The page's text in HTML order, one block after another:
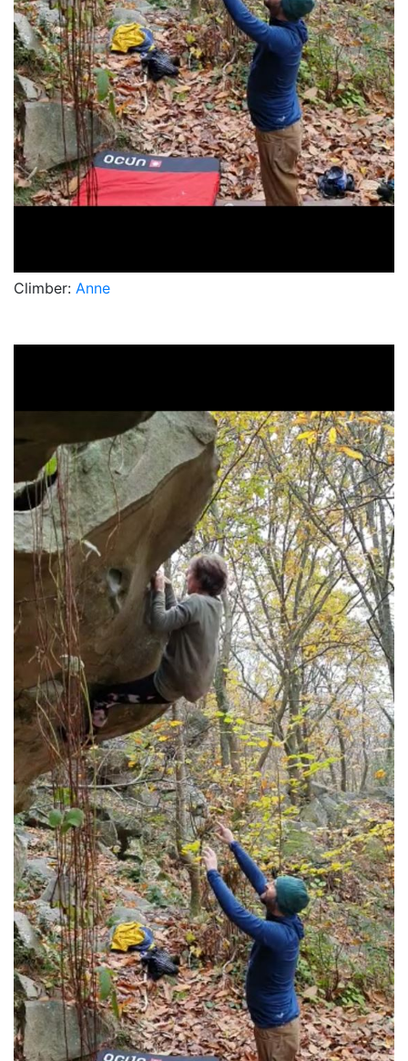
Climber: Anne